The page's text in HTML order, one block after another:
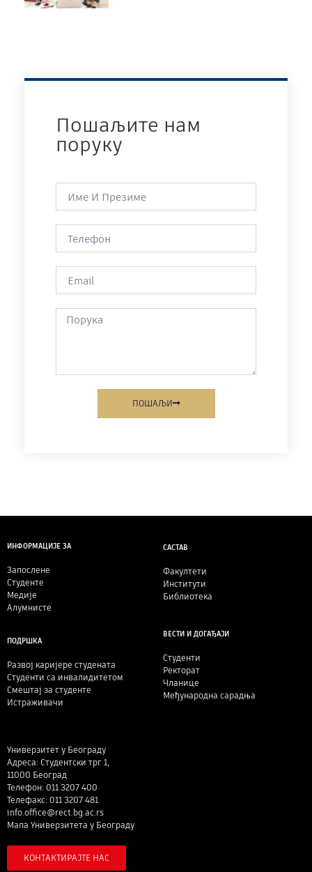
Пошаљите нам
поруку
ПОШАЉИ
ИНФОРМАЦИЈЕ ЗА
Запослене
Студенте
Медије
Алумнисте
САСТАВ
Факултети
Институти
Библиотека
ПОДРШКА
Развој каријере студената
Студенти са инвалидитетом
Смештај за студенте
Истраживачи
ВЕСТИ И ДОГАЂАЈИ
Студенти
Ректорат
Чланице
Међународна сарадња
Универзитет у Београду
Адреса: Студентски трг 1,
11000 Београд
Телефон: 011 3207 400
Телефакс: 011 3207 481
info.office@rect.bg.ac.rs
Мапа Универзитета у Београду
КОНТАКТИРАЈТЕ НАС